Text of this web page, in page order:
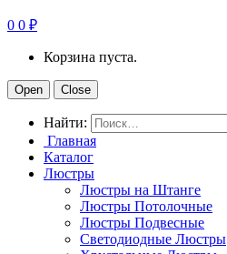
0 0 ₽
Корзина пуста.
Open Close
Найти:
Главная
Каталог
Люстры
Люстры на Штанге
Люстры Потолочные
Люстры Подвесные
Светодиодные Люстры